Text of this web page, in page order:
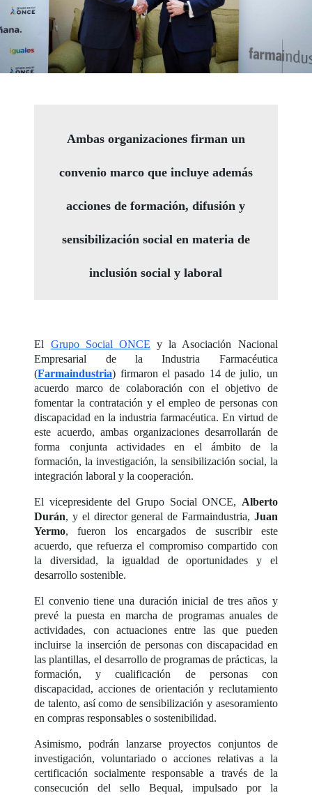
Ambas organizaciones firman un
convenio marco que incluye además
acciones de formación, difusión y
sensibilización social en materia de
inclusión social y laboral
El Grupo Social ONCE y la Asociación Nacional
Empresarial de la Industria Farmacéutica
(Farmaindustria) firmaron el pasado 14 de julio, un
acuerdo marco de colaboración con el objetivo de
fomentar la contratación y el empleo de personas con
discapacidad en la industria farmacéutica. En virtud de
este acuerdo, ambas organizaciones desarrollarán de
forma conjunta actividades en el ámbito de la
formación, la investigación, la sensibilización social, la
integración laboral y la cooperación.
El vicepresidente del Grupo Social ONCE, Alberto
Durán, y el director general de Farmaindustria, Juan
Yermo, fueron los encargados de suscribir este
acuerdo, que refuerza el compromiso compartido con
la diversidad, la igualdad de oportunidades y el
desarrollo sostenible.
El convenio tiene una duración inicial de tres años y
prevé la puesta en marcha de programas anuales de
actividades, con actuaciones entre las que pueden
incluirse la inserción de personas con discapacidad en
las plantillas, el desarrollo de programas de prácticas, la
formación, y cualificación de personas con
discapacidad, acciones de orientación y reclutamiento
de talento, así como de sensibilización y asesoramiento
en compras responsables o sostenibilidad.
Asimismo, podrán lanzarse proyectos conjuntos de
investigación, voluntariado o acciones relativas a la
certificación socialmente responsable a través de la
consecución del sello Bequal, impulsado por la